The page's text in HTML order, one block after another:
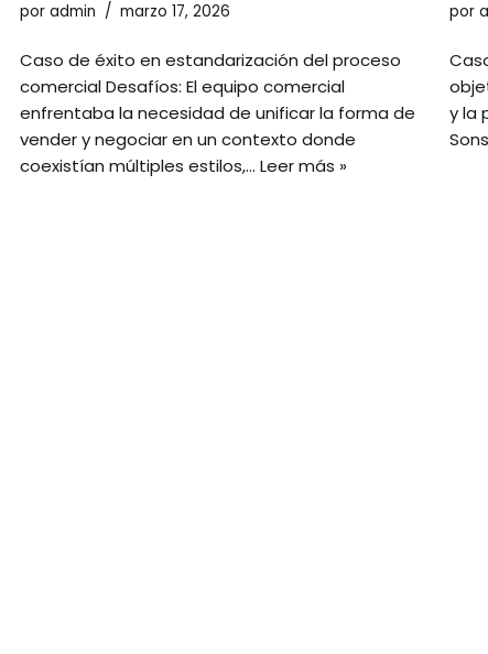
por admin marzo 17, 2026
Caso de éxito en estandarización del proceso
comercial Desafíos: El equipo comercial
enfrentaba la necesidad de unificar la forma de
vender y negociar en un contexto donde
coexistían múltiples estilos,… Leer más »
por
y la